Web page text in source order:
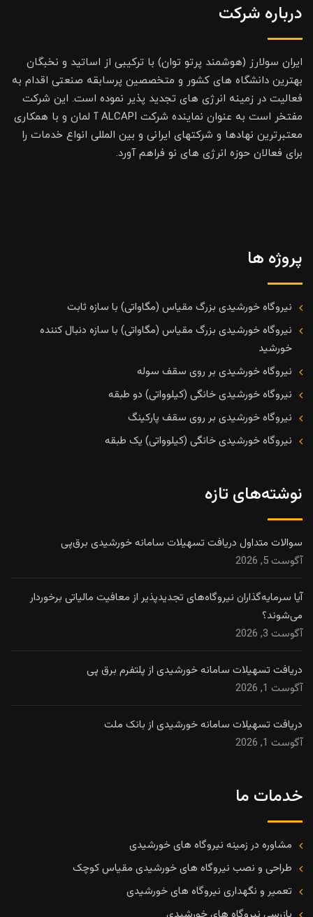
درباره شرکت
ایران سولارز (هوشمند پرتو توان) با ترکیبی از اساتید و نخبگان
بهترین دانشگاه های کشور و متخصصین پرسابقه صنعتی اقدام به
فعالیت در زمینه انرژی های تجدید پذیر نموده است. این شرکت
مفتخر است به عنوان نماینده شرکت ALCAPI آ لمان و با همکاری
معتبرترین نهادها و شرکتهای ایرانی و بین المللی انواع خدمات را
برای فعالان حوزه انرژی های نو فراهم آورد.
پروژه ها
نیروگاه خورشیدی بزرگ مقیاس (مگاواتی) با سازه ثابت
نیروگاه خورشیدی بزرگ مقیاس (مگاواتی) با سازه دنبال کننده
خورشید
نیروگاه خورشیدی بر روی سقف سوله
نیروگاه خورشیدی خانگی (کیلوواتی) دو طبقه
نیروگاه خورشیدی بر روی سقف پارکینگ
نیروگاه خورشیدی خانگی (کیلوواتی) یک طبقه
نوشته‌های تازه
سوالات متداول دریافت تسهیلات سامانه خورشیدی برق‌پی
آگوست 5, 2026
آیا سرمایه‌گذاران نیروگاه‌های تجدیدپذیر از معافیت مالیاتی برخوردار
می‌شوند؟
آگوست 3, 2026
دریافت تسهیلات سامانه خورشیدی از پلتفرم برق پی
آگوست 1, 2026
دریافت تسهیلات سامانه خورشیدی از بانک ملت
آگوست 1, 2026
خدمات ما
مشاوره در زمینه نیروگاه های خورشیدی
طراحی و نصب نیروگاه های خورشیدی مقیاس کوچک
تعمیر و نگهداری نیروگاه های خورشیدی